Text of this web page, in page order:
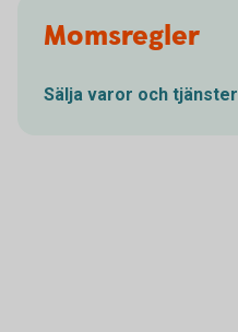
Momsregler
Sälja varor och tjänster